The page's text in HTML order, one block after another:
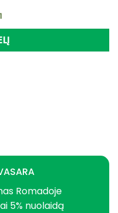
Romadoje
5% nuolaidą